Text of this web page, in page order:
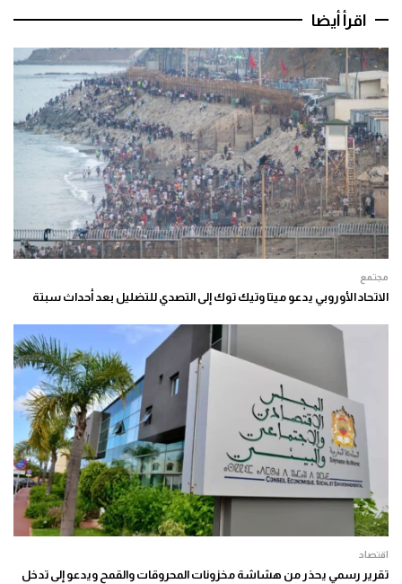
اقرأ أيضا
مجتمع
الاتحاد الأوروبي يدعو ميتا وتيك توك إلى التصدي للتضليل بعد أحداث سبتة
اقتصاد
تقرير رسمي يحذر من هشاشة مخزونات المحروقات والقمح ويدعو إلى تدخل